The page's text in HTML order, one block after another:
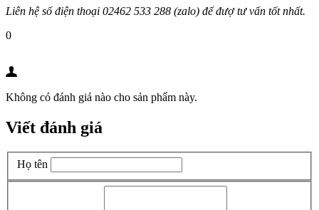
Liên hệ số điện thoại 02462 533 288 (zalo) để đượ tư vấn tốt nhất.
0
Không có đánh giá nào cho sản phẩm này.
Viết đánh giá
Họ tên